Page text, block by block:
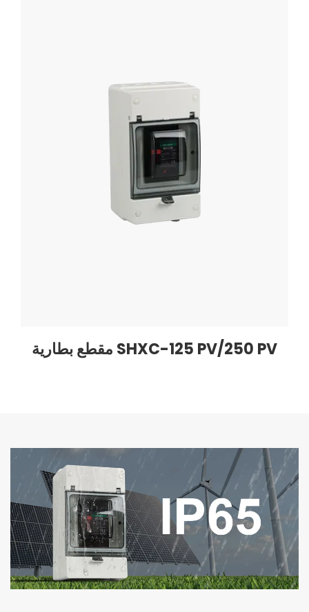
مقطع بطارية SHXC-125 PV/250 PV